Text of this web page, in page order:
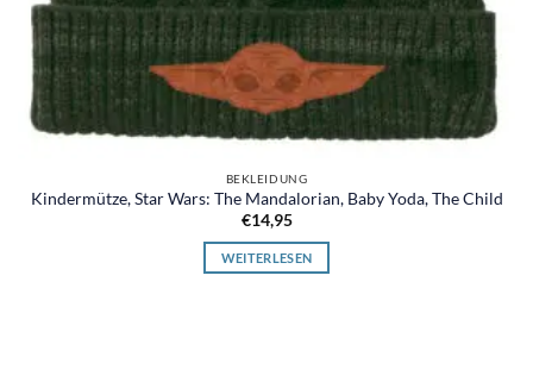
BEKLEIDUNG
Kindermütze, Star Wars: The Mandalorian, Baby Yoda, The Child
€14,95
WEITERLESEN